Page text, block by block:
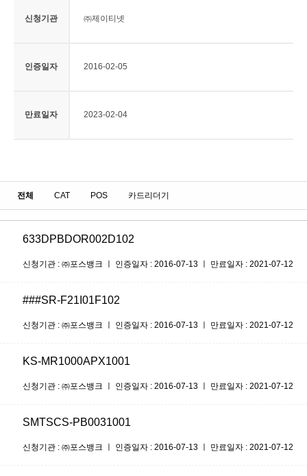
신청기관 ㈜제이티넷
인증일자 2016-02-05
만료일자 2023-02-04
전체 CAT POS 카드리더기
633DPBDOR002D102
신청기관 : ㈜포스뱅크 ㅣ 인증일자 : 2016-07-13 ㅣ 만료일자 : 2021-07-12
###SR-F21I01F102
신청기관 : ㈜포스뱅크 ㅣ 인증일자 : 2016-07-13 ㅣ 만료일자 : 2021-07-12
KS-MR1000APX1001
신청기관 : ㈜포스뱅크 ㅣ 인증일자 : 2016-07-13 ㅣ 만료일자 : 2021-07-12
SMTSCS-PB0031001
신청기관 : ㈜포스뱅크 ㅣ 인증일자 : 2016-07-13 ㅣ 만료일자 : 2021-07-12